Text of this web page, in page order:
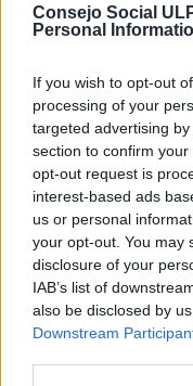
Consejo Social
Personal
If you wish to opt-out
processing of your
targeted advertising
section to confirm
opt-out request is
interest-based ads
us or personal
your opt-out. You may
disclosure of your
IAB’s list of
also be disclosed by
Downstream
correspondiente a
Intérpretes por un
100-07-10-99-11:
Se acordó aprobar
presupuestaria de
correspondiente a
valor de ciento
100-07-10-99-12:
Se acordó aprobar
presupuestaria de
correspondiente a
Intérpretes por un
nueve mil